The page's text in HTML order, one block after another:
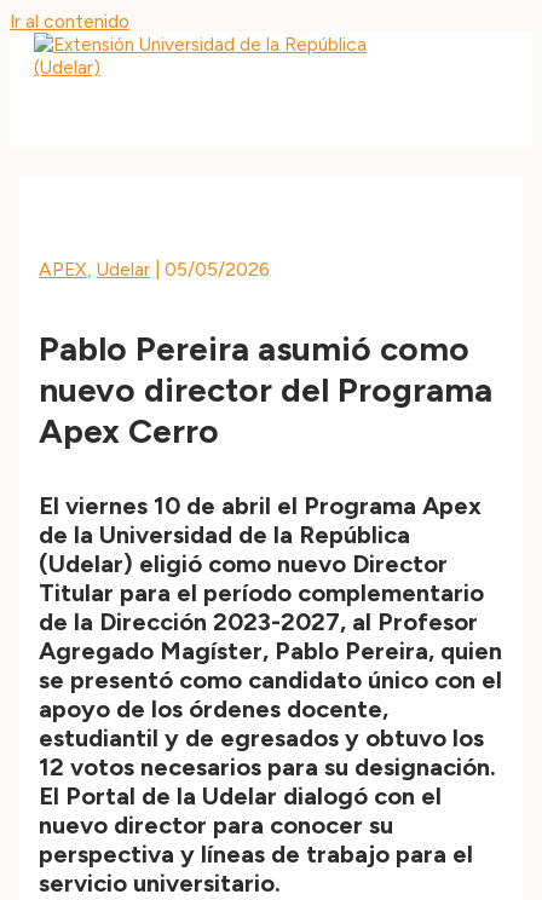
Ir al contenido
APEX Udelar| 05/05/2026
Pablo Pereira asumió como
nuevo director del Programa
Apex Cerro
El viernes 10 de abril el Programa Apex
de la Universidad de la República
(Udelar) eligió como nuevo Director
Titular para el período complementario
de la Dirección 2023-2027, al Profesor
Agregado Magíster, Pablo Pereira, quien
se presentó como candidato único con el
apoyo de los órdenes docente,
estudiantil y de egresados y obtuvo los
12 votos necesarios para su designación.
El Portal de la Udelar dialogó con el
nuevo director para conocer su
perspectiva y líneas de trabajo para el
servicio universitario.